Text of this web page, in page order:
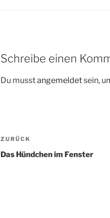
Schreibe einen
Du musstangemeldetsein,
Beitragsnavigation
Vorheriger
Beitrag
ZURÜCK
Das Hündchen im Fenster